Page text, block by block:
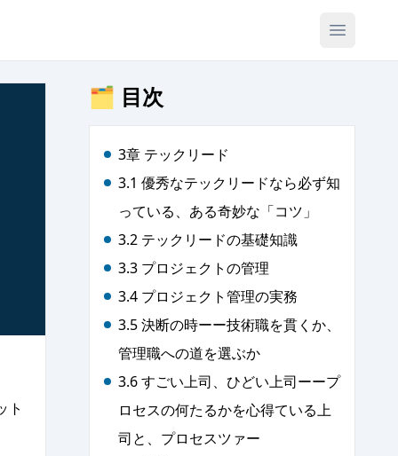
ト
🗂️ 目次
3章 テックリード
3.1 優秀なテックリードなら必ず知
っている、ある奇妙な「コツ」
3.2 テックリードの基礎知識
3.3 プロジェクトの管理
3.4 プロジェクト管理の実務
3.5 決断の時ーー技術職を貫くか、
管理職への道を選ぶか
3.6 すごい上司、ひどい上司ーープ
ロセスの何たるかを心得ている上
司と、プロセスツァー